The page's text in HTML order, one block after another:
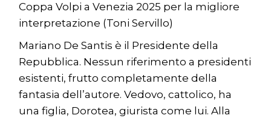
Coppa Volpi a Venezia 2025 per la migliore
interpretazione (Toni Servillo)
Mariano De Santis è il Presidente della
Repubblica. Nessun riferimento a presidenti
esistenti, frutto completamente della
fantasia dell’autore. Vedovo, cattolico, ha
una figlia, Dorotea, giurista come lui. Alla